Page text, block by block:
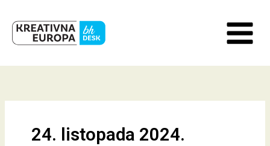
content
24. listopada 2024.